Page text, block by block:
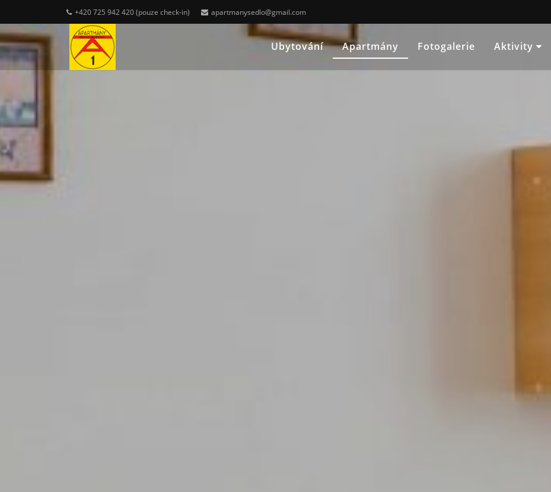
+420 725 942 420 (pouze check-in) apartmanysedlo@gmail.com
Ubytování Apartmány Fotogalerie Aktivity